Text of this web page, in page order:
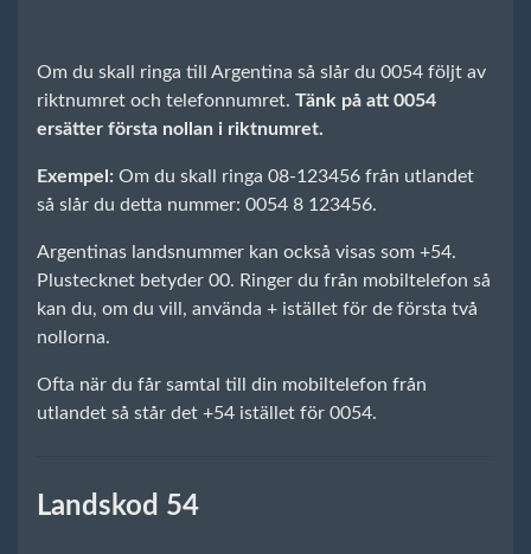
Om du skall ringa till Argentina så slår du 0054 följt av
riktnumret och telefonnumret. Tänk på att 0054
ersätter första nollan i riktnumret.
Exempel: Om du skall ringa 08-123456 från utlandet
så slår du detta nummer: 0054 8 123456.
Argentinas landsnummer kan också visas som +54.
Plustecknet betyder 00. Ringer du från mobiltelefon så
kan du, om du vill, använda + istället för de första två
nollorna.
Ofta när du får samtal till din mobiltelefon från
utlandet så står det +54 istället för 0054.
Landskod 54